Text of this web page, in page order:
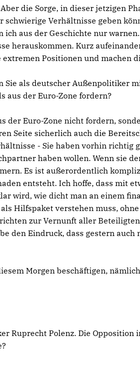
die Sorge, in dieser jetzigen
schwierige Verhältnisse geben
aus der Geschichte nur
herauskommen. Kurz
Positionen und machen
Sie als deutscher Außenpolitiker
aus der Euro-Zone fordern?
der Euro-Zone nicht fordern,
Seite sicherlich auch die
- Sie haben vorhin richtig
haben wollen. Wenn sie
Es ist außerordentlich
entsteht. Ich hoffe, dass mit
wird, wie dicht man an einem
Hilfspaket verstehen muss,
zur Vernunft aller
den Eindruck, dass gestern auch
Morgen beschäftigen,
Ruprecht Polenz. Die Opposition